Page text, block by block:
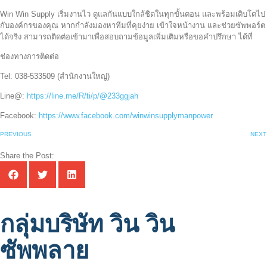
Win Win Supply เริ่มงานไว ดูแลกันแบบใกล้ชิดในทุกขั้นตอน และพร้อมเติบโตไป
กับองค์กรของคุณ หากกำลังมองหาทีมที่คุยง่าย เข้าใจหน้างาน และช่วยซัพพอร์ต
ได้จริง สามารถติดต่อเข้ามาเพื่อสอบถามข้อมูลเพิ่มเติมหรือขอคำปรึกษา ได้ที่
ช่องทางการติดต่อ
Tel: 038-533509 (สำนักงานใหญ่)
Line@: https://line.me/R/ti/p/@233ggjah
Facebook: https://www.facebook.com/winwinsupplymanpower
PREVIOUS NEXT
Share the Post:
กลุ่มบริษัท วิน วิน
ซัพพลาย